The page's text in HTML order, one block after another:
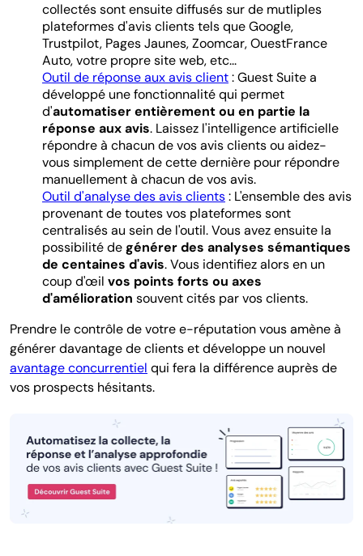
collectés sont ensuite diffusés sur de mutliples
plateformes d'avis clients tels que Google,
Trustpilot, Pages Jaunes, Zoomcar, OuestFrance
Auto, votre propre site web, etc...
Outil de réponse aux avis client: Guest Suite a
développé une fonctionnalité qui permet
d'automatiser entièrement ou en partie la
réponse aux avis. Laissez l'intelligence artificielle
répondre à chacun de vos avis clients ou aidez-
vous simplement de cette dernière pour répondre
manuellement à chacun de vos avis.
Outil d'analyse des avis clients: L'ensemble des avis
provenant de toutes vos plateformes sont
centralisés au sein de l'outil. Vous avez ensuite la
possibilité degénérer des analyses sémantiques
de centaines d'avis. Vous identifiez alors en un
coup d'œil vos points forts ou axes
d'amélioration souventcités par vos clients.
Prendre le contrôle de votre e-réputation vous amène à
générer davantage de clients et développe un nouvel
avantage concurrentiel qui fera la différence auprès de
vos prospects hésitants.